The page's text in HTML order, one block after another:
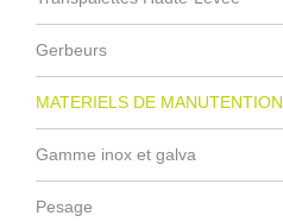
Gerbeurs
MATERIELS DE MANUTENTION
Gamme inox et galva
Pesage